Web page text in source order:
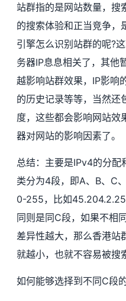
站群指的是网站数量，搜
的搜索体验和正当竞争，
引擎怎么识别站群的呢?
务器IP息息相关了，其他
越影响站群效果，IP影响
的历史记录等等，当然还
度，这些都会影响网站效
器对网站的影响因素了。
总结：主要是IPv4的分配
类分为4段，即A、B、C
0-255，比如
同则是同C段，如果不相
差异性越大，那么香港站
就越小，也就不容易被搜
如何能够选择到不同C段